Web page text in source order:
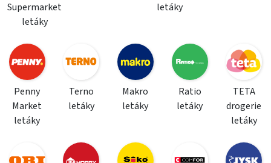
Supermarket
letáky
letáky
Penny
Market
letáky
Terno
letáky
Makro
letáky
Ratio
letáky
TETA
drogerie
letáky